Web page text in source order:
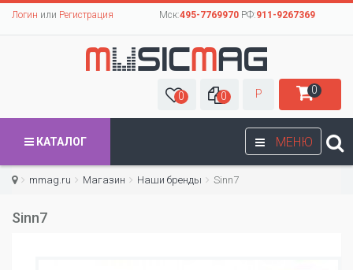
Логин или Регистрация Мск:495-7769970РФ:911-9267369
0 0 Р 0
МЕНЮ
КАТАЛОГ
mmag.ru Магазин Наши бренды Sinn7
Sinn7